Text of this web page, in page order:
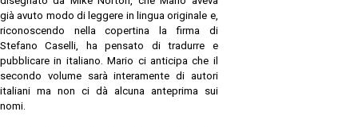
già avuto modo di leggere in lingua originale e,
riconoscendo nella copertina la firma di
Stefano Caselli, ha pensato di tradurre e
pubblicare in italiano. Mario ci anticipa che il
secondo volume sarà interamente di autori
italiani ma non ci dà alcuna anteprima sui
nomi.